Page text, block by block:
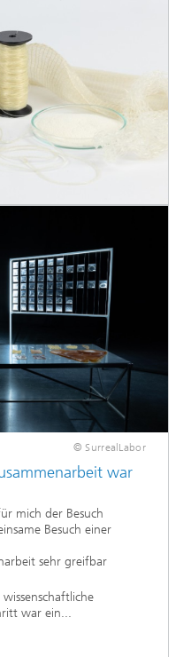
© SurrealLabor
war
mich der Besuch
Besuch einer
sehr greifbar
war ein...